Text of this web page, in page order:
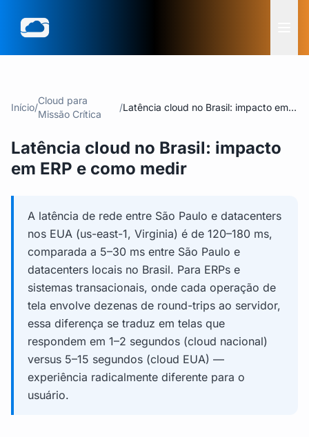
Início/
Cloud para
Missão Crítica
/Latência cloud no Brasil: impacto em
Latência cloud no Brasil: impacto
em ERP e como medir
A latência de rede entre São Paulo e datacenters
nos EUA (us-east-1, Virginia) é de 120–180 ms,
comparada a 5–30 ms entre São Paulo e
datacenters locais no Brasil. Para ERPs e
sistemas transacionais, onde cada operação de
tela envolve dezenas de round-trips ao servidor,
essa diferença se traduz em telas que
respondem em 1–2 segundos (cloud nacional)
versus 5–15 segundos (cloud EUA) —
experiência radicalmente diferente para o
usuário.